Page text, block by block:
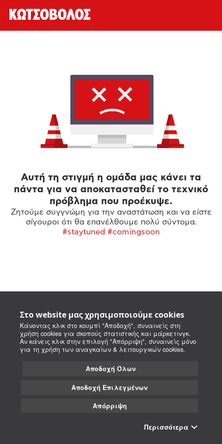
Στο website μας χρησιμοποιούμε cookies
Κάνοντας κλικ στο κουμπί "Αποδοχή", συναινείς στη
χρήση cookies για σκοπούς στατιστικής και μάρκετινγκ.
Αν κάνεις κλικ στην επιλογή "Απόρριψη", συναινείς μόνο
για τη χρήση των αναγκαίων & λειτουργικών cookies.
Αποδοχή Όλων
Αποδοχή Επιλεγμένων
Απόρριψη
Περισσότερα
Αυτή τη στιγμή η ομάδα μας κάνει τα
πάντα για να αποκατασταθεί το τεχνικό
πρόβλημα που προέκυψε.
Ζητούμε συγγνώμη για την αναστάτωση και να είστε
σίγουροι ότι θα επανέλθουμε πολύ σύντομα.
#staytuned #comingsoon